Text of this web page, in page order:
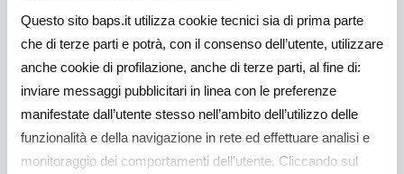
Questo sito baps.it utilizza cookie tecnici sia di prima parte
che di terze parti e potrà, con il consenso dell’utente, utilizzare
anche cookie di profilazione, anche di terze parti, al fine di:
inviare messaggi pubblicitari in linea con le preferenze
manifestate dall’utente stesso nell’ambito dell’utilizzo delle
funzionalità e della navigazione in rete ed effettuare analisi e
monitoraggio dei comportamenti dell’utente. Cliccando sul